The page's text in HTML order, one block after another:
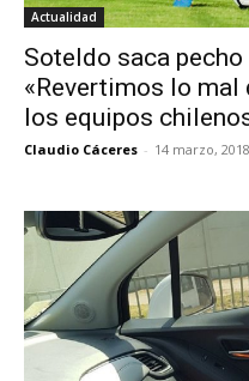
Actualidad
Soteldo saca
«Revertimos lo mal
los equipos
Claudio Cáceres - 14 marzo, 2018